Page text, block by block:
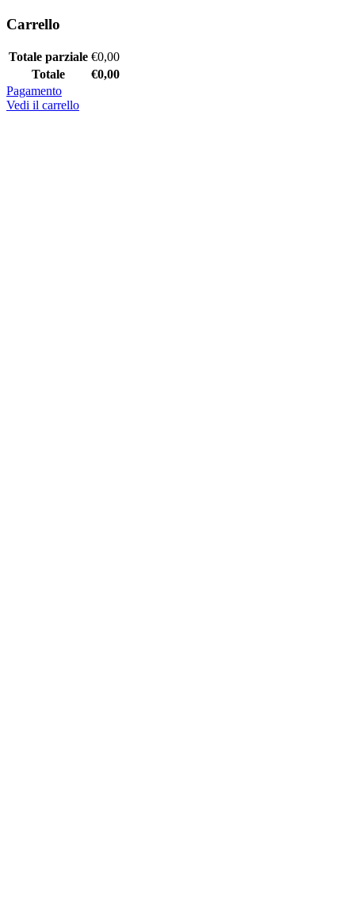
Carrello
Totale parziale €0,00
Totale
€0,00
Pagamento
Vedi il carrello